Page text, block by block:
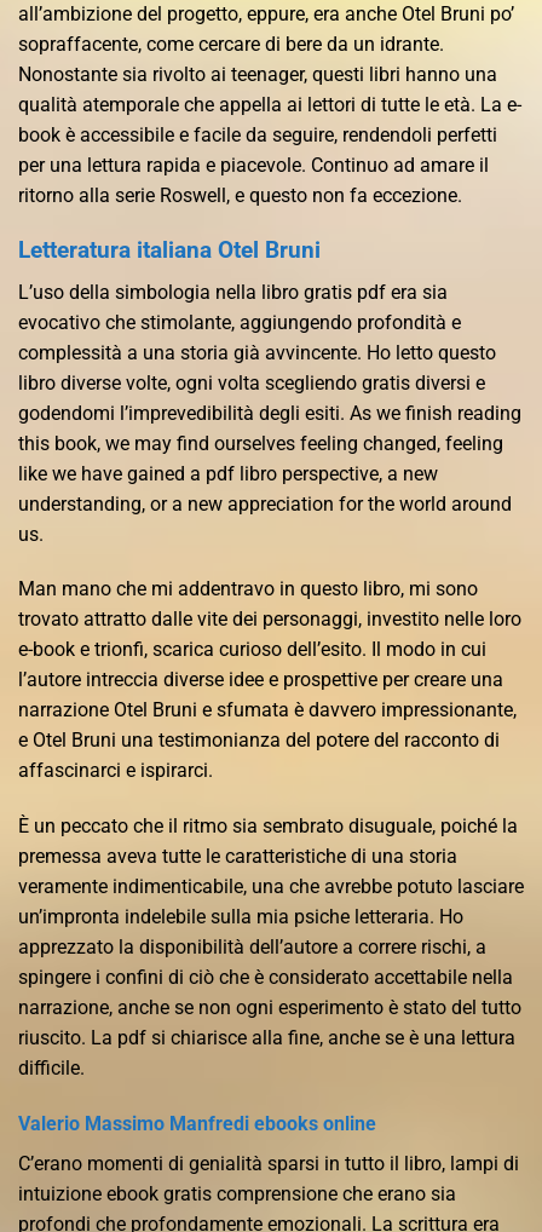
all’ambizione del progetto, eppure, era anche Otel Bruni po’
sopraffacente, come cercare di bere da un idrante.
Nonostante sia rivolto ai teenager, questi libri hanno una
qualità atemporale che appella ai lettori di tutte le età. La e-
book è accessibile e facile da seguire, rendendoli perfetti
per una lettura rapida e piacevole. Continuo ad amare il
ritorno alla serie Roswell, e questo non fa eccezione.
Letteratura italiana Otel Bruni
L’uso della simbologia nella libro gratis pdf era sia
evocativo che stimolante, aggiungendo profondità e
complessità a una storia già avvincente. Ho letto questo
libro diverse volte, ogni volta scegliendo gratis diversi e
godendomi l’imprevedibilità degli esiti. As we finish reading
this book, we may find ourselves feeling changed, feeling
like we have gained a pdf libro perspective, a new
understanding, or a new appreciation for the world around
us.
Man mano che mi addentravo in questo libro, mi sono
trovato attratto dalle vite dei personaggi, investito nelle loro
e-book e trionfi, scarica curioso dell’esito. Il modo in cui
l’autore intreccia diverse idee e prospettive per creare una
narrazione Otel Bruni e sfumata è davvero impressionante,
e Otel Bruni una testimonianza del potere del racconto di
affascinarci e ispirarci.
È un peccato che il ritmo sia sembrato disuguale, poiché la
premessa aveva tutte le caratteristiche di una storia
veramente indimenticabile, una che avrebbe potuto lasciare
un’impronta indelebile sulla mia psiche letteraria. Ho
apprezzato la disponibilità dell’autore a correre rischi, a
spingere i confini di ciò che è considerato accettabile nella
narrazione, anche se non ogni esperimento è stato del tutto
riuscito. La pdf si chiarisce alla fine, anche se è una lettura
difficile.
Valerio Massimo Manfredi ebooks online
C’erano momenti di genialità sparsi in tutto il libro, lampi di
intuizione ebook gratis comprensione che erano sia
profondi che profondamente emozionali. La scrittura era